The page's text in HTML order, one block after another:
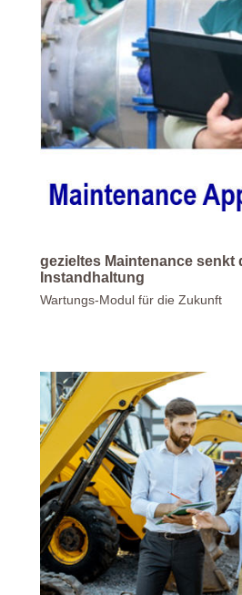
gezieltes Maintenance senkt
Instandhaltung
Wartungs-Modul für die Zukunft